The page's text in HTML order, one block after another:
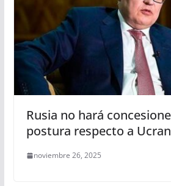
Rusia no hará
postura respecto a
noviembre 26, 2025